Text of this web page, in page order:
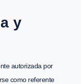
y
autorizada por
como referente